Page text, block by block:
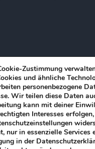
Zustimmung
und ähnliche
personenbezogene
Wir teilen diese Daten
kann mit deiner
Interesses
nur in essenzielle
in der